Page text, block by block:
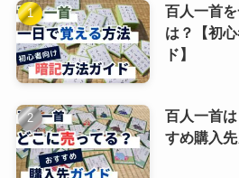
百人一首
は？【初
ド】
百人一首
すめ購入